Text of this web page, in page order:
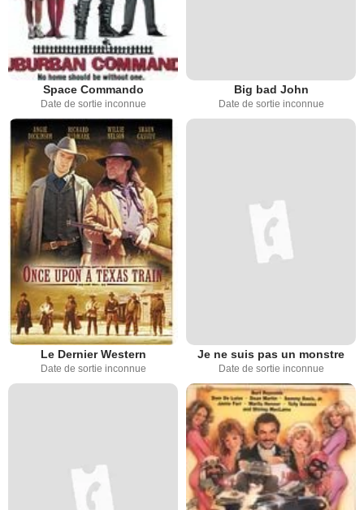
Space Commando
Date de sortie inconnue
Big bad John
Date de sortie inconnue
Le Dernier Western
Date de sortie inconnue
Je ne suis pas un monstre
Date de sortie inconnue